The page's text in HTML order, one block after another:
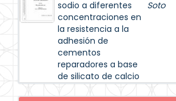
sodio a diferentes
concentraciones en
la resistencia a la
adhesión de
cementos
reparadores a base
de silicato de calcio
Soto